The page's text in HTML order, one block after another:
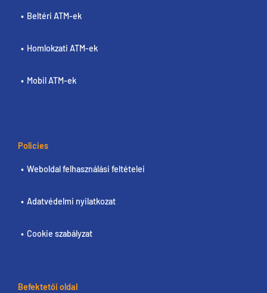
Beltéri ATM-ek
Homlokzati ATM-ek
Mobil ATM-ek
Policies
Weboldal felhasználási feltételei
Adatvédelmi nyilatkozat
Cookie szabályzat
Befektetői oldal